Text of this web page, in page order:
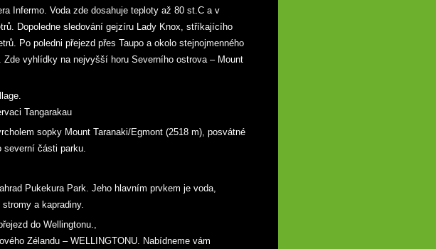
Infermo. Voda zde dosahuje teploty až 80 st.C a v
Dopoledne sledování gejzíru Lady Knox, stříkajícího
Po poledni přejezd přes Taupo a okolo stejnojmenného
Zde vyhlídky na nejvyšší horu Severního ostrova – Mount
Tangarakau
sopky Mount Taranaki/Egmont (2518 m), posvátné
severní části parku.
Pukekura Park. Jeho hlavním prvkem je voda,
a kapradiny.
do Wellingtonu.,
Zélandu – WELLINGTONU. Nabídneme vám